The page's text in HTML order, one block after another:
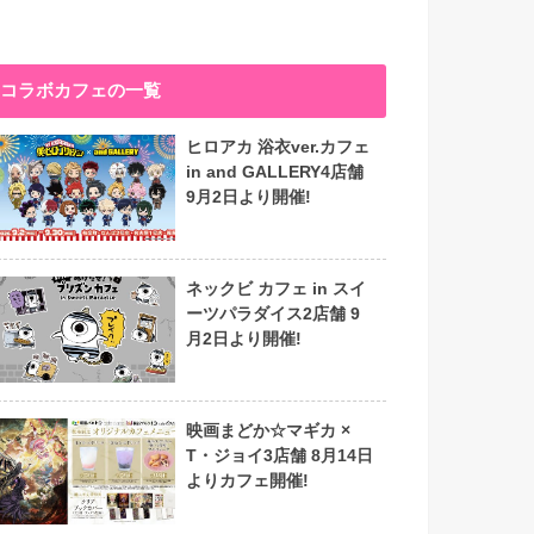
コラボカフェの一覧
ヒロアカ 浴衣ver.カフェ
in and GALLERY4店舗
9月2日より開催!
ネックビ カフェ in スイ
ーツパラダイス2店舗 9
月2日より開催!
映画まどか☆マギカ ×
T・ジョイ3店舗 8月14日
よりカフェ開催!